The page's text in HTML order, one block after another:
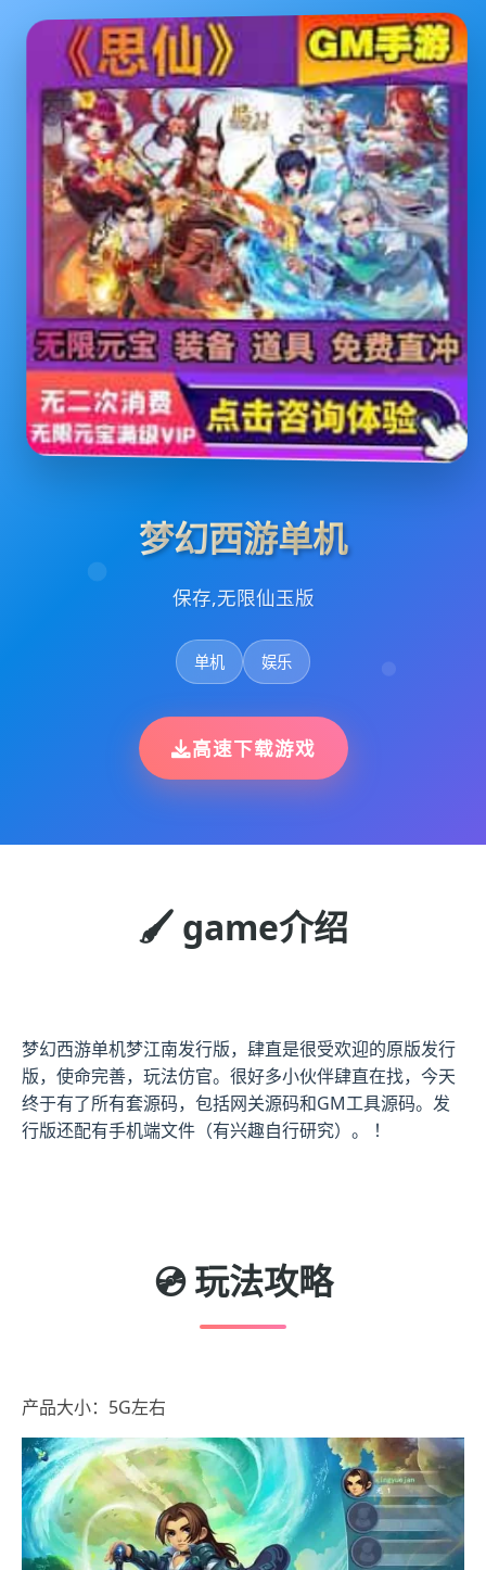
梦幻西游单机
保存,无限仙玉版
单机 娱乐
高速下载游戏
🖌️ game介绍
梦幻西游单机梦江南发行版，肆直是很受欢迎的原版发行
版，使命完善，玩法仿官。很好多小伙伴肆直在找，今天
终于有了所有套源码，包括网关源码和GM工具源码。发
行版还配有手机端文件（有兴趣自行研究）。 ！
💿 玩法攻略
产品大小：5G左右